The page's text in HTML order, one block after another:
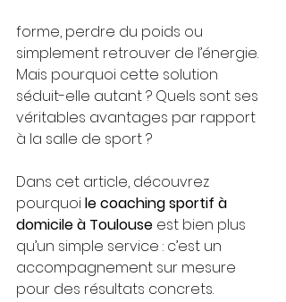
forme, perdre du poids ou
simplement retrouver de l’énergie.
Mais pourquoi cette solution
séduit-elle autant ? Quels sont ses
véritables avantages par rapport
à la salle de sport ?
Dans cet article, découvrez
pourquoi le coaching sportif à
domicile à Toulouse est bien plus
qu’un simple service : c’est un
accompagnement sur mesure
pour des résultats concrets.